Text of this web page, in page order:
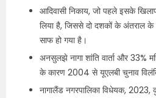
आदिवासी निकाय, जो पहले इसके
लिया है, जिससे दो दशकों के अंतराल के
साफ हो गया है।
अनसुलझे नागा शांति वार्ता और 33%
के कारण 2004 से यूएलबी चुनाव
नागालैंड नगरपालिका विधेयक, 2023,